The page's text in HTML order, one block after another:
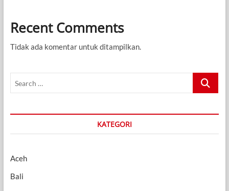
Recent Comments
Tidak ada komentar untuk ditampilkan.
Search
KATEGORI
Aceh
Bali